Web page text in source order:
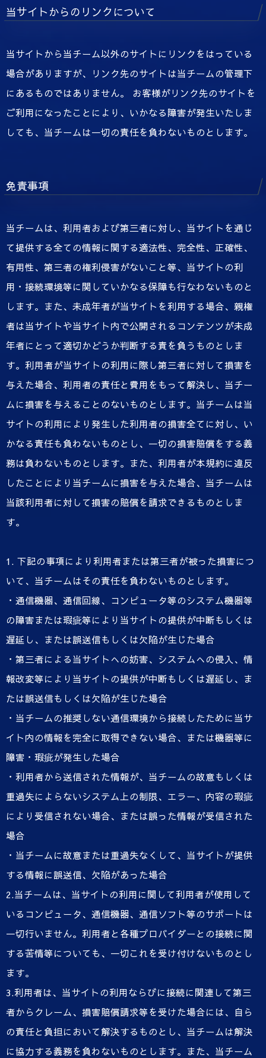
当サイトからのリンクについて
当サイトから当チーム以外のサイトにリンクをはっている
場合がありますが、リンク先のサイトは当チームの管理下
にあるものではありません。 お客様がリンク先のサイトを
ご利用になったことにより、いかなる障害が発生いたしま
しても、当チームは一切の責任を負わないものとします。
免責事項
当チームは、利用者および第三者に対し、当サイトを通じ
て提供する全ての情報に関する適法性、完全性、正確性、
有用性、第三者の権利侵害がないこと等、当サイトの利
用・接続環境等に関していかなる保障も行なわないものと
します。また、未成年者が当サイトを利用する場合、親権
者は当サイトや当サイト内で公開されるコンテンツが未成
年者にとって適切かどうか判断する責を負うものとしま
す。利用者が当サイトの利用に際し第三者に対して損害を
与えた場合、利用者の責任と費用をもって解決し、当チー
ムに損害を与えることのないものとします。当チームは当
サイトの利用により発生した利用者の損害全てに対し、い
かなる責任も負わないものとし、一切の損害賠償をする義
務は負わないものとします。また、利用者が本規約に違反
したことにより当チームに損害を与えた場合、当チームは
当該利用者に対して損害の賠償を請求できるものとしま
す。
1. 下記の事項により利用者または第三者が被った損害につ
いて、当チームはその責任を負わないものとします。
・通信機器、通信回線、コンピュータ等のシステム機器等
の障害または瑕疵等により当サイトの提供が中断もしくは
遅延し、または誤送信もしくは欠陥が生じた場合
・第三者による当サイトへの妨害、システムへの侵入、情
報改変等により当サイトの提供が中断もしくは遅延し、ま
たは誤送信もしくは欠陥が生じた場合
・当チームの推奨しない通信環境から接続したために当サ
イト内の情報を完全に取得できない場合、または機器等に
障害・瑕疵が発生した場合
・利用者から送信された情報が、当チームの故意もしくは
重過失によらないシステム上の制限、エラー、内容の瑕疵
により受信されない場合、または誤った情報が受信された
場合
・当チームに故意または重過失なくして、当サイトが提供
する情報に誤送信、欠陥があった場合
2.当チームは、当サイトの利用に関して利用者が使用して
いるコンピュータ、通信機器、通信ソフト等のサポートは
一切行いません。利用者と各種プロバイダーとの接続に関
する苦情等についても、一切これを受け付けないものとし
ます。
3.利用者は、当サイトの利用ならびに接続に関連して第三
者からクレーム、損害賠償請求等を受けた場合には、自ら
の責任と負担において解決するものとし、当チームは解決
に協力する義務を負わないものとします。また、当チーム